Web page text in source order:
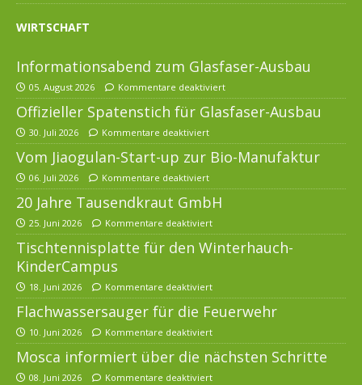
WIRTSCHAFT
Informationsabend zum Glasfaser-Ausbau
05. August 2026 Kommentare deaktiviert
Offizieller Spatenstich für Glasfaser-Ausbau
30. Juli 2026 Kommentare deaktiviert
Vom Jiaogulan-Start-up zur Bio-Manufaktur
06. Juli 2026 Kommentare deaktiviert
20 Jahre Tausendkraut GmbH
25. Juni 2026 Kommentare deaktiviert
Tischtennisplatte für den Winterhauch-
KinderCampus
18. Juni 2026 Kommentare deaktiviert
Flachwassersauger für die Feuerwehr
10. Juni 2026 Kommentare deaktiviert
Mosca informiert über die nächsten Schritte
08. Juni 2026 Kommentare deaktiviert